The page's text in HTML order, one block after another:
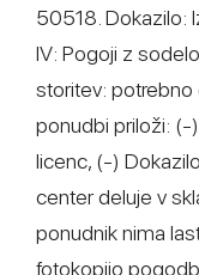
50518. Dokazilo:
IV: Pogoji z
storitev: potrebno
ponudbi priloži: (-
licenc, (-)
center deluje v
ponudnik nima
fotokopijo